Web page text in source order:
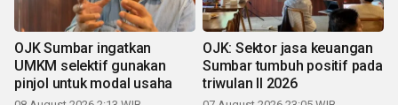
OJK Sumbar ingatkan
UMKM selektif gunakan
pinjol untuk modal usaha
OJK: Sektor jasa keuangan
Sumbar tumbuh positif pada
triwulan II 2026